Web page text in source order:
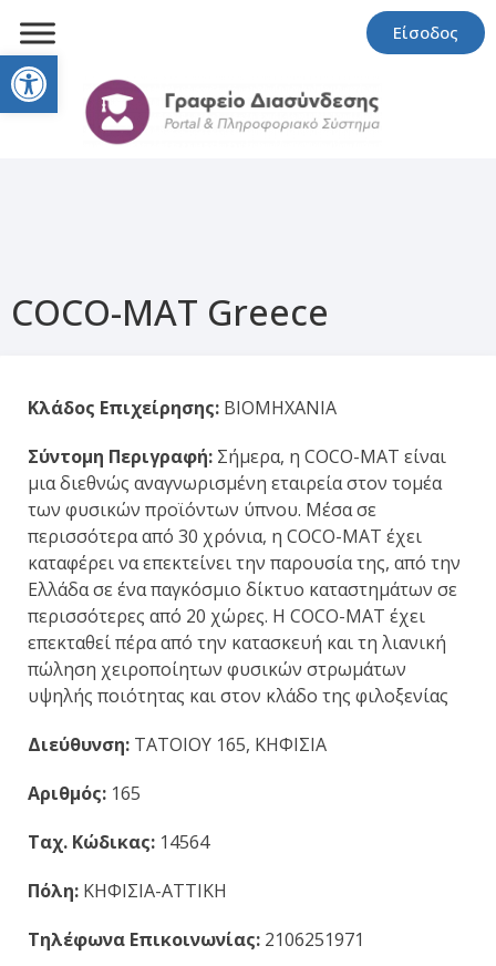
Open toolbar
Είσοδος
COCO-MAT Greece
Κλάδος Επιχείρησης: ΒΙΟΜΗΧΑΝΙΑ
Σύντομη Περιγραφή: Σήμερα, η COCO-MAT είναι
μια διεθνώς αναγνωρισμένη εταιρεία στον τομέα
των φυσικών προϊόντων ύπνου. Μέσα σε
περισσότερα από 30 χρόνια, η COCO-MAT έχει
καταφέρει να επεκτείνει την παρουσία της, από την
Ελλάδα σε ένα παγκόσμιο δίκτυο καταστημάτων σε
περισσότερες από 20 χώρες. Η COCO-MAT έχει
επεκταθεί πέρα από την κατασκευή και τη λιανική
πώληση χειροποίητων φυσικών στρωμάτων
υψηλής ποιότητας και στον κλάδο της φιλοξενίας
Διεύθυνση: TATOIOY 165, ΚΗΦΙΣΙΑ
Αριθμός: 165
Ταχ. Κώδικας: 14564
Πόλη: ΚΗΦΙΣΙΑ-ΑΤΤΙΚΗ
Τηλέφωνα Επικοινωνίας: 2106251971